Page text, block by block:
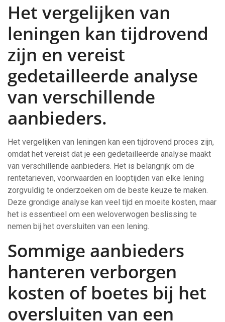
Het vergelijken van
leningen kan tijdrovend
zijn en vereist
gedetailleerde analyse
van verschillende
aanbieders.
Het vergelijken van leningen kan een tijdrovend proces zijn,
omdat het vereist dat je een gedetailleerde analyse maakt
van verschillende aanbieders. Het is belangrijk om de
rentetarieven, voorwaarden en looptijden van elke lening
zorgvuldig te onderzoeken om de beste keuze te maken.
Deze grondige analyse kan veel tijd en moeite kosten, maar
het is essentieel om een weloverwogen beslissing te
nemen bij het oversluiten van een lening.
Sommige aanbieders
hanteren verborgen
kosten of boetes bij het
oversluiten van een